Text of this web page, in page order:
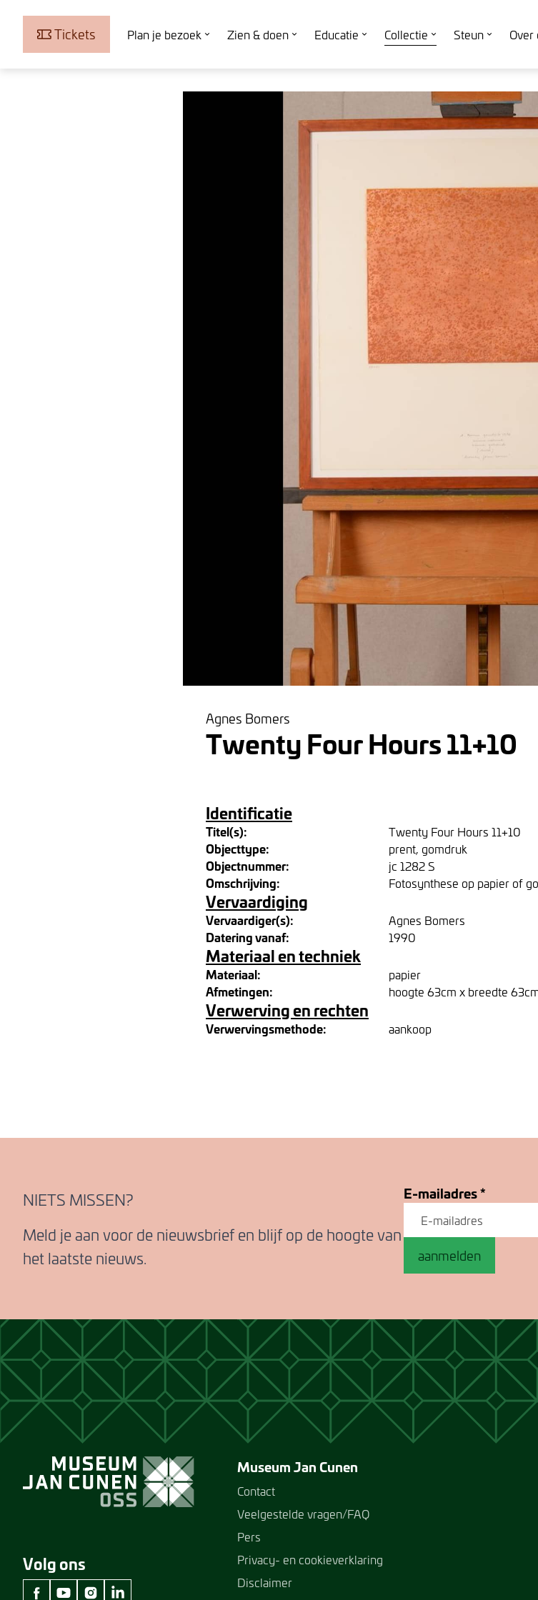
Tickets Plan je bezoek Zien & doen Educatie Collectie Steun Over
Agnes Bomers
Twenty Four Hours 11+10
Identificatie
Titel(s): Twenty Four Hours 11+10
Objecttype: prent, gomdruk
Objectnummer: jc 1282 S
Omschrijving: Fotosynthese op papier of
Vervaardiging
Vervaardiger(s): Agnes Bomers
Datering vanaf: 1990
Materiaal en techniek
Materiaal: papier
Afmetingen: hoogte 63cm x breedte
Verwerving en rechten
Verwervingsmethode: aankoop
NIETS MISSEN?
Meld je aan voor de nieuwsbrief en blijf op de hoogte van
het laatste nieuws.
E-mailadres*
aanmelden
Volg ons
Museum Jan Cunen
Contact
Veelgestelde vragen/FAQ
Pers
Privacy- en cookieverklaring
Disclaimer